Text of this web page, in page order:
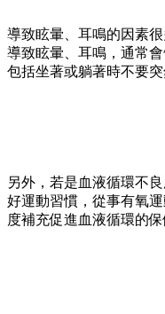
導致眩暈、耳鳴的因素
導致眩暈、耳鳴，通常
包括坐著或躺著時不要
另外，若是血液循環不
好運動習慣，從事有氧
度補充促進血液循環的保